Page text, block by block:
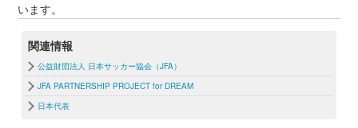
います。
関連情報
公益財団法人 日本サッカー協会（JFA）
JFA PARTNERSHIP PROJECT for DREAM
日本代表